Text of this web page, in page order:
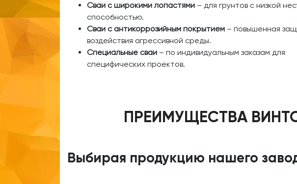
Сваи с широкими лопастями – для грунтов с низкой
способностью.
Сваи с антикоррозийным покрытием – повышенная
воздействия агрессивной среды.
Специальные сваи – по индивидуальным заказам для
специфических проектов.
ПРЕИМУЩЕСТВА
Выбирая продукцию нашего